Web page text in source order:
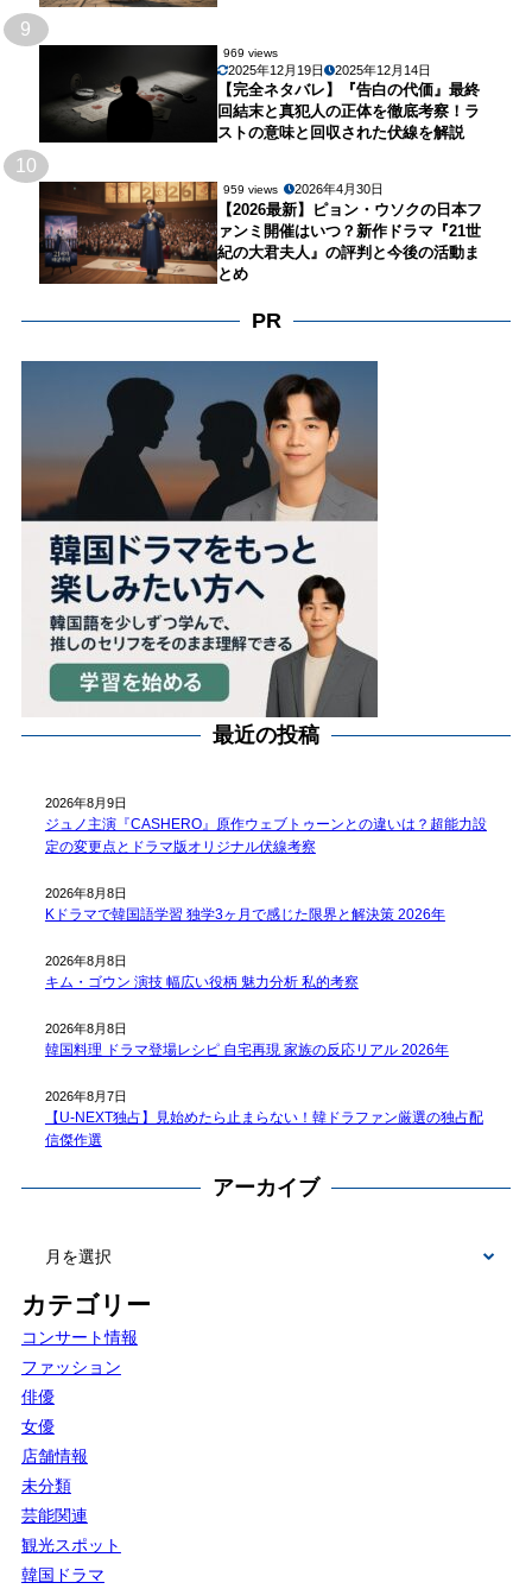
9
969 views
2025年12月19日 2025年12月14日
【完全ネタバレ】『告白の代価』最終
回結末と真犯人の正体を徹底考察！ラ
ストの意味と回収された伏線を解説
10
959 views 2026年4月30日
【2026最新】ピョン・ウソクの日本フ
ァンミ開催はいつ？新作ドラマ『21世
紀の大君夫人』の評判と今後の活動ま
とめ
PR
最近の投稿
ジュノ主演『CASHERO』原作ウェブトゥーンとの違いは？超能力設
定の変更点とドラマ版オリジナル伏線考察
2026年8月9日
Kドラマで韓国語学習 独学3ヶ月で感じた限界と解決策 2026年
2026年8月8日
キム・ゴウン 演技 幅広い役柄 魅力分析 私的考察
2026年8月8日
韓国料理 ドラマ登場レシピ 自宅再現 家族の反応リアル 2026年
2026年8月8日
【U-NEXT独占】見始めたら止まらない！韓ドラファン厳選の独占配
信傑作選
2026年8月7日
アーカイブ
カテゴリー
コンサート情報
ファッション
俳優
女優
店舗情報
未分類
芸能関連
観光スポット
韓国ドラマ